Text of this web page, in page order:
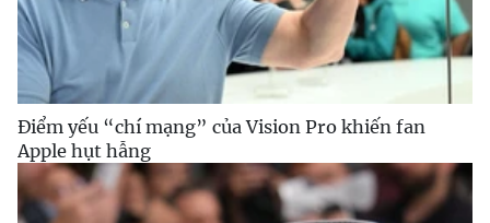
Điểm yếu “chí mạng” của Vision Pro khiến fan
Apple hụt hẫng